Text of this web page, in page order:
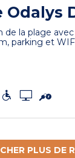
Odalys
de la plage
parking et
PLUS DE